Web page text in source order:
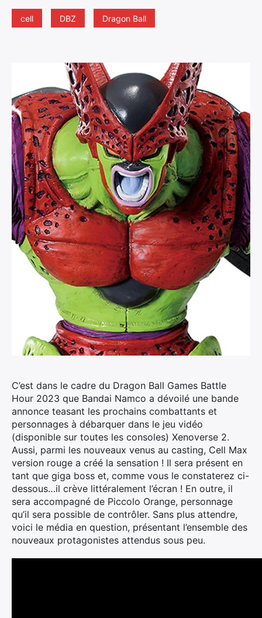
cell DBZ Dragon Ball
C’est dans le cadre du Dragon Ball Games Battle
Hour 2023 que Bandai Namco a dévoilé une bande
annonce teasant les prochains combattants et
personnages à débarquer dans le jeu vidéo
(disponible sur toutes les consoles) Xenoverse 2.
Aussi, parmi les nouveaux venus au casting, Cell Max
version rouge a créé la sensation ! Il sera présent en
tant que giga boss et, comme vous le constaterez ci-
dessous…il crève littéralement l’écran ! En outre, il
sera accompagné de Piccolo Orange, personnage
qu’il sera possible de contrôler. Sans plus attendre,
voici le média en question, présentant l’ensemble des
nouveaux protagonistes attendus sous peu.